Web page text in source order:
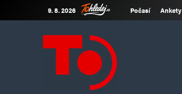
9. 8. 2026 Počasí Ankety